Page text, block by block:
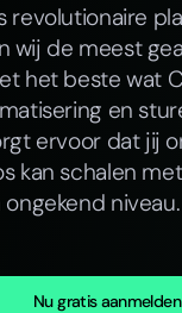
revolutionaire
wij de meest
het beste wat
en
ervoor dat jij
kan schalen
niveau.
Nu gratis aanmelden